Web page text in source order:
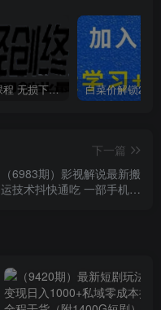
全网VIP课程 无损下载~
下一篇
（6983期）影视解说最新搬
运技术抖快通吃 一部手机月